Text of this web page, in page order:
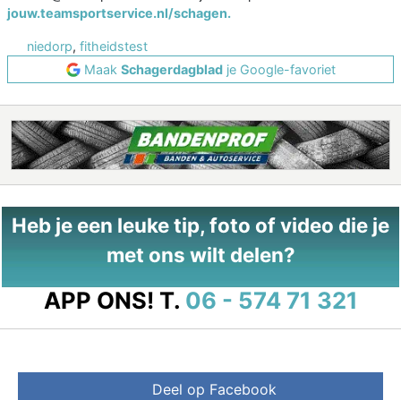
jouw.teamsportservice.nl/schagen.
niedorp, fitheidstest
Maak Schagerdagbladje Google-favoriet
Heb je een leuke tip, foto of video die je
met ons wilt delen?
APP ONS! T. 06 - 574 71 321
Deel op Facebook